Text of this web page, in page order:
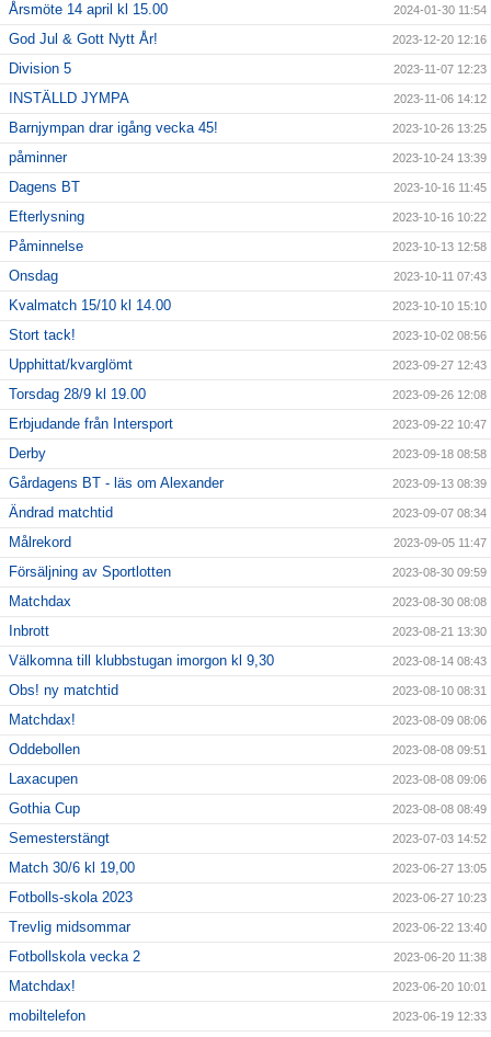
Årsmöte 14 april kl 15.00 2024-01-30 11:54
God Jul & Gott Nytt År! 2023-12-20 12:16
Division 5 2023-11-07 12:23
INSTÄLLD JYMPA 2023-11-06 14:12
Barnjympan drar igång vecka 45! 2023-10-26 13:25
påminner 2023-10-24 13:39
Dagens BT 2023-10-16 11:45
Efterlysning 2023-10-16 10:22
Påminnelse 2023-10-13 12:58
Onsdag 2023-10-11 07:43
Kvalmatch 15/10 kl 14.00 2023-10-10 15:10
Stort tack! 2023-10-02 08:56
Upphittat/kvarglömt 2023-09-27 12:43
Torsdag 28/9 kl 19.00 2023-09-26 12:08
Erbjudande från Intersport 2023-09-22 10:47
Derby 2023-09-18 08:58
Gårdagens BT - läs om Alexander 2023-09-13 08:39
Ändrad matchtid 2023-09-07 08:34
Målrekord 2023-09-05 11:47
Försäljning av Sportlotten 2023-08-30 09:59
Matchdax 2023-08-30 08:08
Inbrott 2023-08-21 13:30
Välkomna till klubbstugan imorgon kl 9,30 2023-08-14 08:43
Obs! ny matchtid 2023-08-10 08:31
Matchdax! 2023-08-09 08:06
Oddebollen 2023-08-08 09:51
Laxacupen 2023-08-08 09:06
Gothia Cup 2023-08-08 08:49
Semesterstängt 2023-07-03 14:52
Match 30/6 kl 19,00 2023-06-27 13:05
Fotbolls-skola 2023 2023-06-27 10:23
Trevlig midsommar 2023-06-22 13:40
Fotbollskola vecka 2 2023-06-20 11:38
Matchdax! 2023-06-20 10:01
mobiltelefon 2023-06-19 12:33